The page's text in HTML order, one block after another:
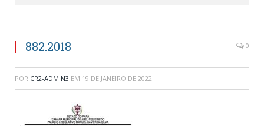
882.2018 0
POR CR2-ADMIN3 EM 19 DE JANEIRO DE 2022